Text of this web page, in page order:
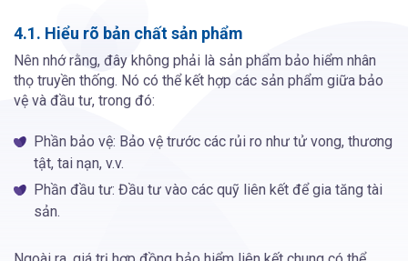
4.1. Hiểu rõ bản chất sản phẩm
Nên nhớ rằng, đây không phải là sản phẩm bảo hiểm nhân
thọ truyền thống. Nó có thể kết hợp các sản phẩm giữa bảo
vệ và đầu tư, trong đó:
Phần bảo vệ: Bảo vệ trước các rủi ro như tử vong, thương
tật, tai nạn, v.v.
Phần đầu tư: Đầu tư vào các quỹ liên kết để gia tăng tài
sản.